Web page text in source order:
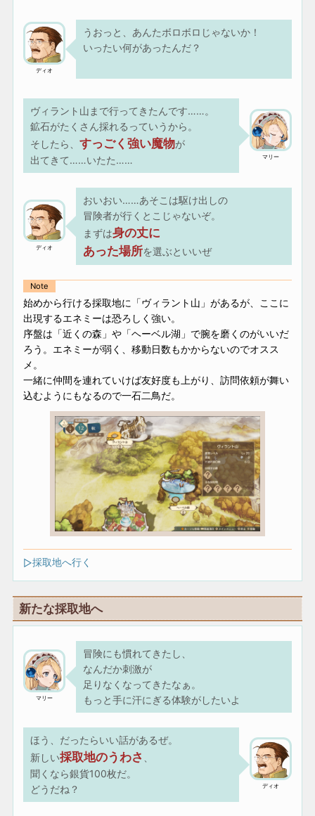
ディオ
うおっと、あんたボロボロじゃないか！
いったい何があったんだ？
ヴィラント山まで行ってきたんです……。
鉱石がたくさん採れるっていうから。
そしたら、 すっごく強い魔物が
出てきて……いたた……
マリー
ディオ
おいおい……あそこは駆け出しの
冒険者が行くとこじゃないぞ。
まずは身の丈に
あった場所を選ぶといいぜ
Note
始めから行ける採取地に「ヴィラント山」があるが、ここに
出現するエネミーは恐ろしく強い。
序盤は「近くの森」や「ヘーベル湖」で腕を磨くのがいいだ
ろう。エネミーが弱く、移動日数もかからないのでオスス
メ。
一緒に仲間を連れていけば友好度も上がり、訪問依頼が舞い
込むようにもなるので一石二鳥だ。
採取地へ行く
新たな採取地へ
マリー
冒険にも慣れてきたし、
なんだか刺激が
足りなくなってきたなぁ。
もっと手に汗にぎる体験がしたいよ
ほう、だったらいい話があるぜ。
新しい採取地のうわさ
聞くなら銀貨100枚だ。
どうだね？
ディオ